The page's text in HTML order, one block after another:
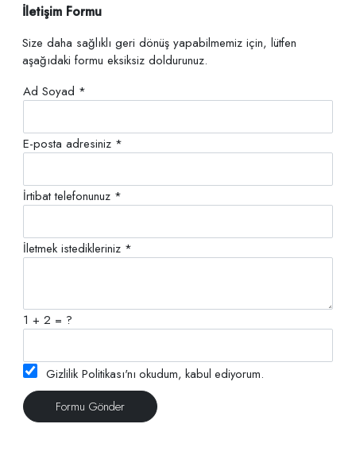
İletişim Formu
Size daha sağlıklı geri dönüş yapabilmemiz için, lütfen
aşağıdaki formu eksiksiz doldurunuz.
Ad Soyad *
E-posta adresiniz *
İrtibat telefonunuz *
İletmek istedikleriniz *
1 + 2 = ?
Gizlilik Politikası'nı okudum, kabul ediyorum.